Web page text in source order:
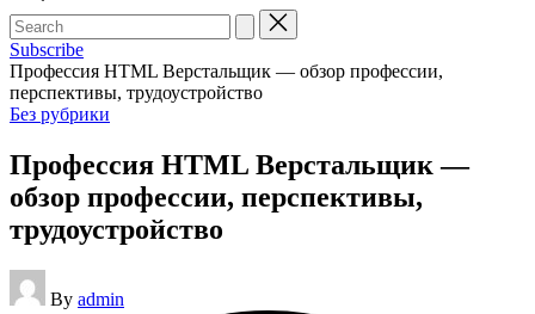
Search
for:
Subscribe
Профессия HTML Верстальщик — обзор профессии,
перспективы, трудоустройство
Posted
Без рубрики
Профессия HTML Верстальщик —
обзор профессии, перспективы,
трудоустройство
Posted
by
By admin